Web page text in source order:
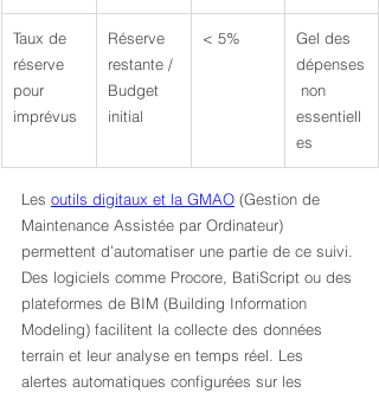
Taux de
réserve
pour
imprévus
Réserve
restante /
Budget
initial
< 5%
Gel des
dépenses
non
essentiell
es
Les outils digitaux et la GMAO (Gestion de
Maintenance Assistée par Ordinateur)
permettent d’automatiser une partie de ce suivi.
Des logiciels comme Procore, BatiScript ou des
plateformes de BIM (Building Information
Modeling) facilitent la collecte des données
terrain et leur analyse en temps réel. Les
alertes automatiques configurées sur les